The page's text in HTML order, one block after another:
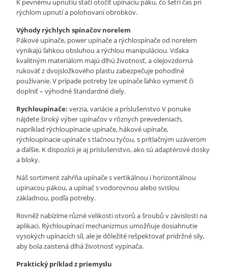
K pevnému upnutiu stačí otočiť upínaciu páku, čo šetrí čas pri
rýchlom upnutí a polohovaní obrobkov.
Výhody rýchlych spínačov norelem
Pákové upínače, power upínače a rýchlospínače od norelem
vynikajú ľahkou obsluhou a rýchlou manipuláciou. Vďaka
kvalitným materiálom majú dlhú životnosť, a olejovzdorná
rukoväť z dvojsložkového plastu zabezpečuje pohodlné
používanie. V prípade potreby lze upínače ľahko vymeniť či
doplniť – výhodné štandardné diely.
Rychloupínače: verzia, variácie a príslušenstvo V ponuke
nájdete široký výber upínačov v rôznych prevedeniach,
napríklad rýchloupínacie upínače, hákové upínače,
rýchloupínacie upínače s tlačnou tyčou, s prítlačným uzáverom
a ďalšie. K dispozícii je aj príslušenstvo, ako sú adaptérové ​​dosky
a bloky.
Náš sortiment zahŕňa upínače s vertikálnou i horizontálnou
upínacou pákou, a upínač s vodorovnou alebo svislou
základnou, podľa potreby.
Rovněž nabízíme různé velikosti otvorů a šroubů v závislosti na
aplikaci. Rýchloupínací mechanizmus umožňuje dosiahnutie
vysokých upínacích síl, ale je dôležité rešpektovať prídržné sily,
aby bola zaistená dlhá životnosť vypínača.
Praktický príklad z priemyslu